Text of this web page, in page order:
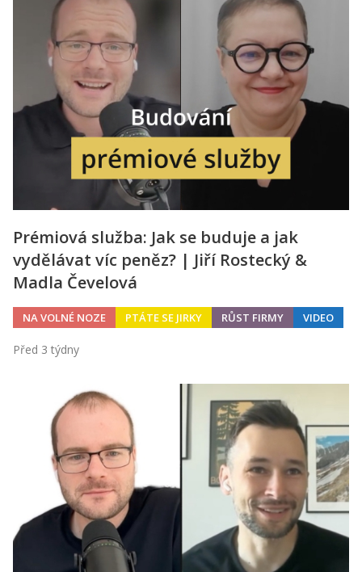
Prémiová služba: Jak se buduje a jak
vydělávat víc peněz? | Jiří Rostecký &
Madla Čevelová
NA VOLNÉ NOZE PTÁTE SE JIRKY RŮST FIRMY VIDEO
Před 3 týdny